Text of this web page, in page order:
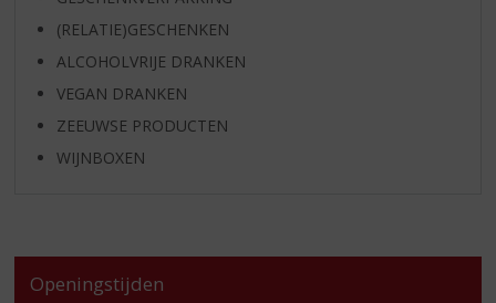
(RELATIE)GESCHENKEN
ALCOHOLVRIJE DRANKEN
VEGAN DRANKEN
ZEEUWSE PRODUCTEN
WIJNBOXEN
Openingstijden